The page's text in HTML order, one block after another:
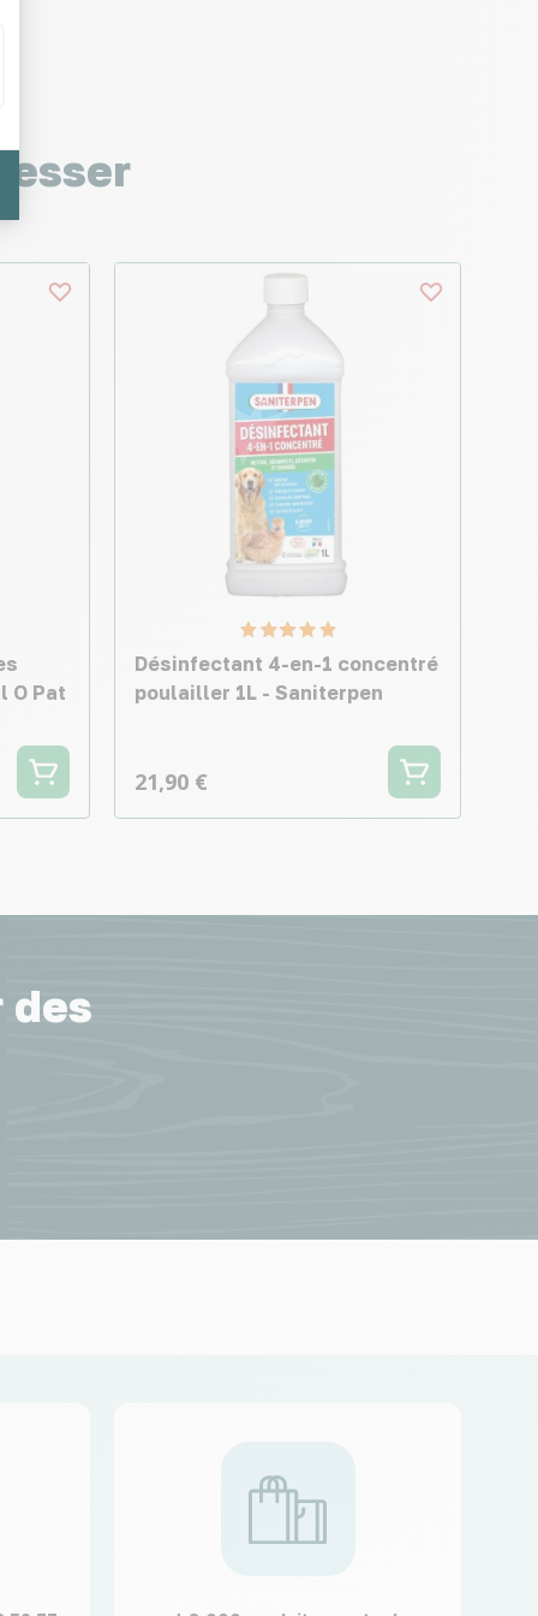
O Pat
Désinfectant 4-en-1 concentré
poulailler 1L - Saniterpen
21,90 €
des